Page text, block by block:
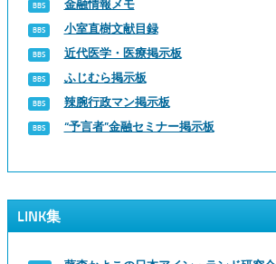
金融情報メモ
小室直樹文献目録
近代医学・医療掲示板
ふじむら掲示板
辣腕行政マン掲示板
“予言者”金融セミナー掲示板
LINK集